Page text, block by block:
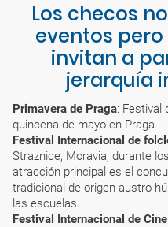
Los checos
eventos pero
invitan a
jerarquía
Primavera de Praga: Festival
quincena de mayo en Praga.
Festival Internacional de
Straznice, Moravia, durante
atracción principal es el
tradicional de origen austro-
las escuelas.
Festival Internacional de